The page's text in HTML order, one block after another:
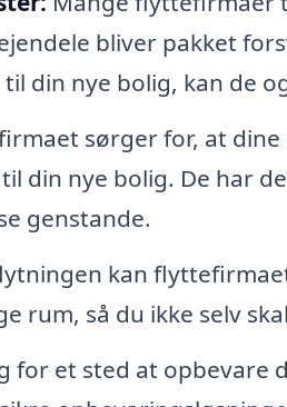
bliver pakket
din nye bolig, kan de
sørger for, at
din nye bolig. De har
genstande.
kan
rum, så du ikke selv
for et sted at opbevare